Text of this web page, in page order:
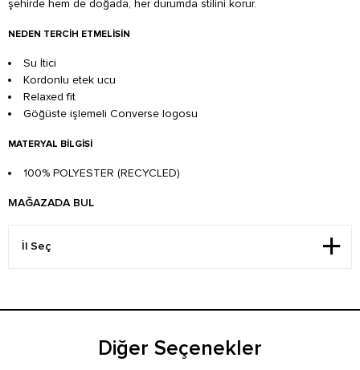
şehirde hem de doğada, her durumda stilini korur.
NEDEN TERCIH ETMELISIN
Su İtici
Kordonlu etek ucu
Relaxed fit
Göğüste işlemeli Converse logosu
MATERYAL BILGISI
100% POLYESTER (RECYCLED)
MAĞAZADA BUL
Diğer Seçenekler